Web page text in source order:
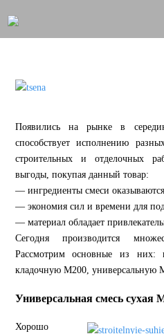
Появились на рынке в
способствует исполнению
строительных и отделочных
выгоды, покупая данный товар:
— ингредиенты смеси
— экономия сил и времени для
— материал обладает
Сегодня производится
Рассмотрим основные из них:
кладочную М200, универсальную
Универсальная смесь
Хорошо